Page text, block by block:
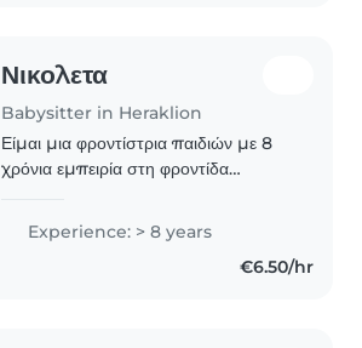
Νικολετα
Babysitter in Heraklion
Είμαι μια φροντίστρια παιδιών με 8
χρόνια εμπειρία στη φροντίδα
Ελληνικά και είμαι κοντά στο πτυχίο
Experience: > 8 years
€6.50/hr